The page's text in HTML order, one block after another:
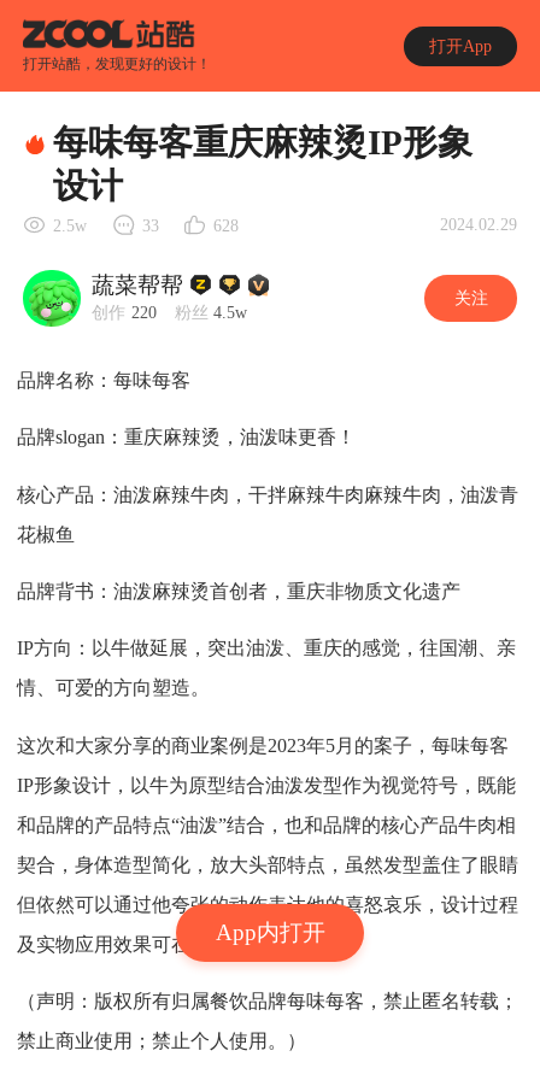
打开站酷，发现更好的设计！
打开App
App内打开
每味每客重庆麻辣烫IP形象
设计
2.5w 33 628 2024.02.29
蔬菜帮帮
创作 220 粉丝 4.5w
关注
品牌名称：每味每客
品牌slogan：重庆麻辣烫，油泼味更香！
核心产品：油泼麻辣牛肉，干拌麻辣牛肉麻辣牛肉，油泼青
花椒鱼
品牌背书：油泼麻辣烫首创者，重庆非物质文化遗产
IP方向：以牛做延展，突出油泼、重庆的感觉，往国潮、亲
情、可爱的方向塑造。
这次和大家分享的商业案例是2023年5月的案子，每味每客
IP形象设计，以牛为原型结合油泼发型作为视觉符号，既能
和品牌的产品特点“油泼”结合，也和品牌的核心产品牛肉相
契合，身体造型简化，放大头部特点，虽然发型盖住了眼睛
但依然可以通过他夸张的动作表达他的喜怒哀乐，设计过程
及实物应用效果可在视频里观看。
（声明：版权所有归属餐饮品牌每味每客，禁止匿名转载；
禁止商业使用；禁止个人使用。）